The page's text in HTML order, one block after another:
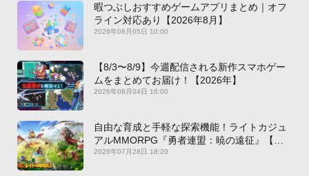
暇つぶしおすすめゲームアプリまとめ｜オフ
ライン対応あり【2026年8月】
2026年08月05日 10:00
【8/3〜8/9】今週配信される新作スマホゲー
ムをまとめてお届け！【2026年】
2026年08月04日 16:00
自由な育成と手軽な探索機能！ライトカジュ
アルMMORPG『勇者連盟：暁の遠征』【最
新作PICKUP】
2026年07月28日 18:20